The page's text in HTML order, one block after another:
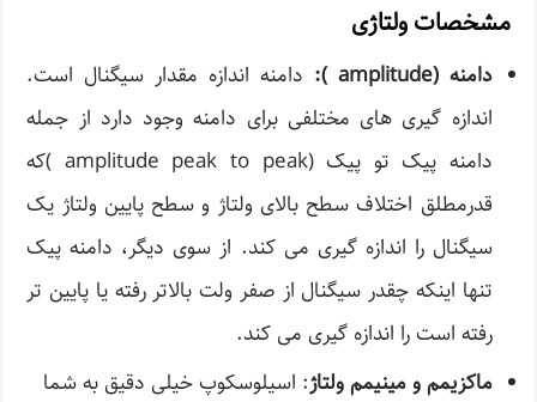
مشخصات ولتاژی
دامنه (amplitude ):
دامنه اندازه مقدار سیگنال است.
اندازه گیری های مختلفی برای دامنه وجود دارد از جمله
دامنه پیک تو پیک (amplitude peak to peak )که
قدرمطلق اختلاف سطح بالای ولتاژ و سطح پایین ولتاژ یک
سیگنال را اندازه گیری می کند. از سوی دیگر، دامنه پیک
تنها اینکه چقدر سیگنال از صفر ولت بالاتر رفته یا پایین تر
رفته است را اندازه گیری می کند.
ماکزیمم و مینیمم ولتاژ: اسیلوسکوپ خیلی دقیق به شما